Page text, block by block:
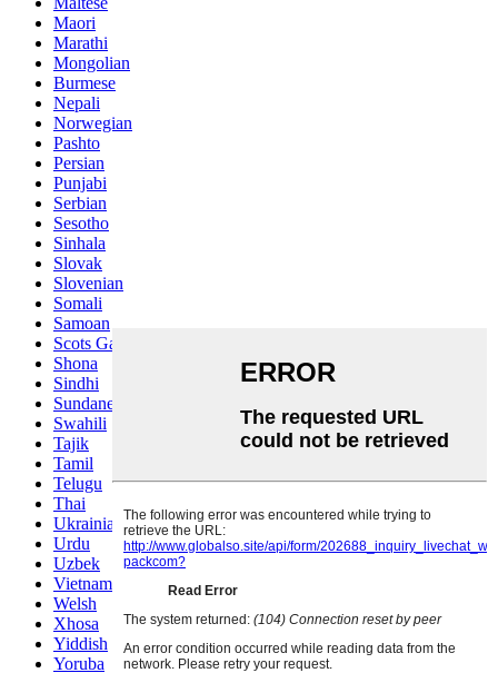
Maori
Marathi
Mongolian
Burmese
Nepali
Norwegian
Pashto
Persian
Punjabi
Serbian
Sesotho
Sinhala
Slovak
Slovenian
Somali
Samoan
Scots Gaelic
Shona
Sindhi
Sundanese
Swahili
Tajik
Tamil
Telugu
Thai
Ukrainian
Urdu
Uzbek
Vietnamese
Welsh
Xhosa
Yiddish
Yoruba